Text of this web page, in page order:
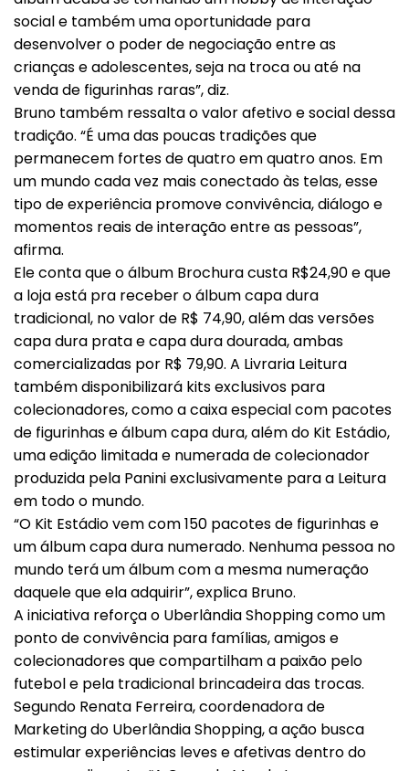
social e também uma oportunidade para
desenvolver o poder de negociação entre as
crianças e adolescentes, seja na troca ou até na
venda de figurinhas raras”, diz.
Bruno também ressalta o valor afetivo e social dessa
tradição. “É uma das poucas tradições que
permanecem fortes de quatro em quatro anos. Em
um mundo cada vez mais conectado às telas, esse
tipo de experiência promove convivência, diálogo e
momentos reais de interação entre as pessoas”,
afirma.
Ele conta que o álbum Brochura custa R$24,90 e que
a loja está pra receber o álbum capa dura
tradicional, no valor de R$ 74,90, além das versões
capa dura prata e capa dura dourada, ambas
comercializadas por R$ 79,90. A Livraria Leitura
também disponibilizará kits exclusivos para
colecionadores, como a caixa especial com pacotes
de figurinhas e álbum capa dura, além do Kit Estádio,
uma edição limitada e numerada de colecionador
produzida pela Panini exclusivamente para a Leitura
em todo o mundo.
“O Kit Estádio vem com 150 pacotes de figurinhas e
um álbum capa dura numerado. Nenhuma pessoa no
mundo terá um álbum com a mesma numeração
daquele que ela adquirir”, explica Bruno.
A iniciativa reforça o Uberlândia Shopping como um
ponto de convivência para famílias, amigos e
colecionadores que compartilham a paixão pelo
futebol e pela tradicional brincadeira das trocas.
Segundo Renata Ferreira, coordenadora de
Marketing do Uberlândia Shopping, a ação busca
estimular experiências leves e afetivas dentro do